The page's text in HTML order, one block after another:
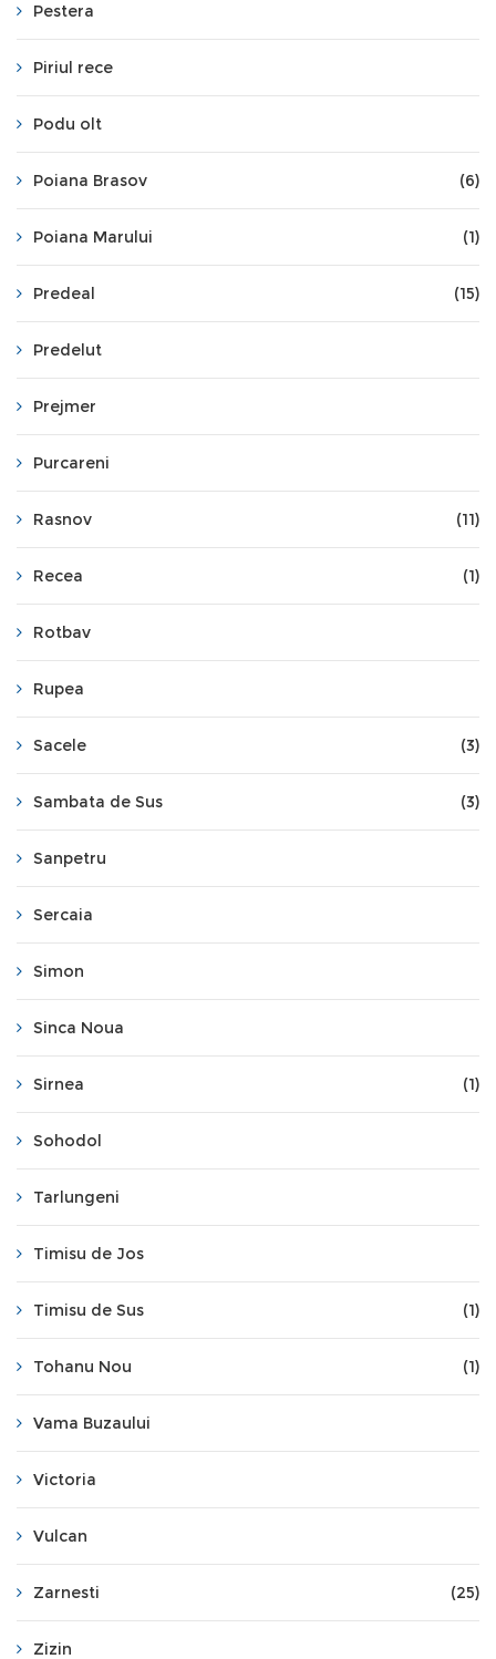
Pestera
Piriul rece
Podu olt
Poiana Brasov (6)
Poiana Marului (1)
Predeal (15)
Predelut
Prejmer
Purcareni
Rasnov (11)
Recea (1)
Rotbav
Rupea
Sacele (3)
Sambata de Sus (3)
Sanpetru
Sercaia
Simon
Sinca Noua
Sirnea (1)
Sohodol
Tarlungeni
Timisu de Jos
Timisu de Sus (1)
Tohanu Nou (1)
Vama Buzaului
Victoria
Vulcan
Zarnesti (25)
Zizin